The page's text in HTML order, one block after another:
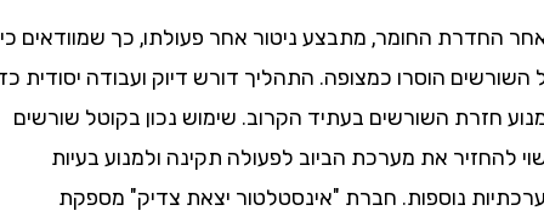
החומר, מתבצע ניטור אחר פעולתו, כך שמוודאים כי
הוסרו כמצופה. התהליך דורש דיוק ועבודה יסודית כדי
השורשים בעתיד הקרוב. שימוש נכון בקוטל שורשים
את מערכת הביוב לפעולה תקינה ולמנוע בעיות
נוספות. חברת "אינסטלטור יצאת צדיק" מספקת